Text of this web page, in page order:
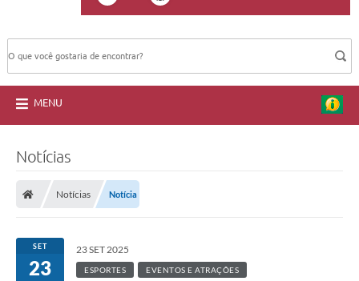
MENU
Notícias
Notícias Notícia
SET
23
23 SET 2025
ESPORTES EVENTOS E ATRAÇÕES